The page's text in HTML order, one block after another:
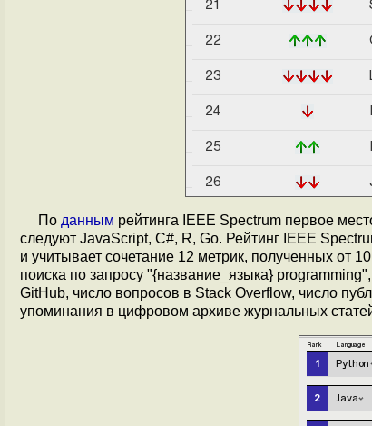
По данным рейтинга IEEE Spectrum первое
следуют JavaScript, C#, R, Go. Рейтинг IEEE
и учитывает сочетание 12 метрик, полученных от
поиска по запросу "{название_языка}
GitHub, число вопросов в Stack Overflow, число
упоминания в цифровом архиве журнальных